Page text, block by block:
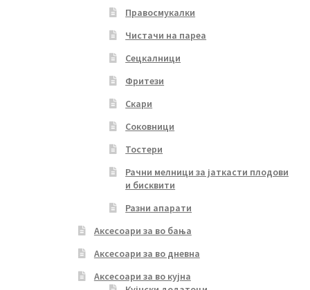
Правосмукалки
Чистачи на пареа
Сецкалници
Фритези
Скари
Соковници
Тостери
Рачни мелници за јаткасти плодови
и бисквити
Разни апарати
Аксесоари за во бања
Аксесоари за во дневна
Аксесоари за во кујна